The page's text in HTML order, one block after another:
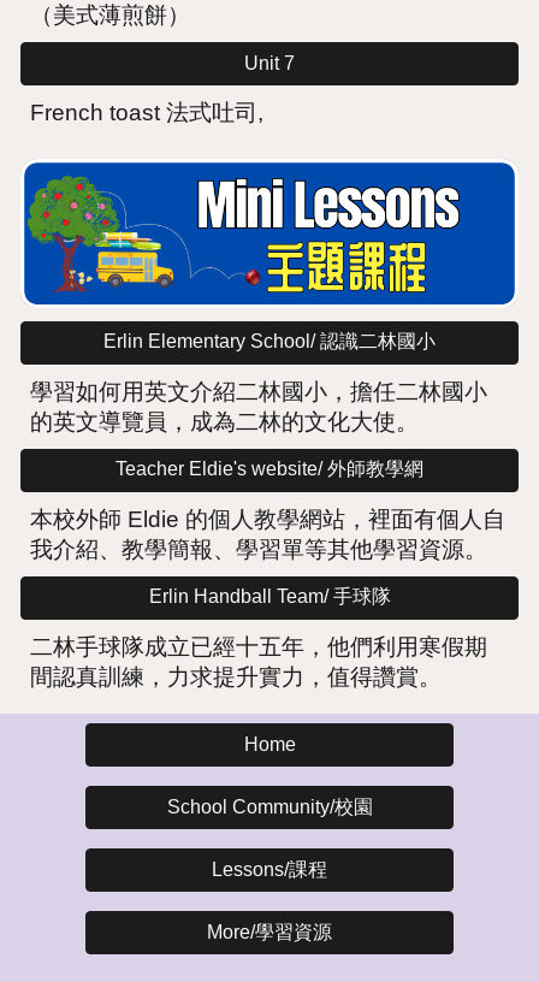
（美式薄煎餅）
Unit 7
French toast 法式吐司,
Erlin Elementary School/ 認識二林國小
學習如何用英文介紹二林國小，擔任二林國小
的英文導覽員，成為二林的文化大使。
Teacher Eldie's website/ 外師教學網
本校外師 Eldie 的個人教學網站，裡面有個人自
我介紹、教學簡報、學習單等其他學習資源。
Erlin Handball Team/ 手球隊
二林手球隊成立已經十五年，他們利用寒假期
間認真訓練，力求提升實力，值得讚賞。
Home
School Community/校園
Lessons/課程
More/學習資源